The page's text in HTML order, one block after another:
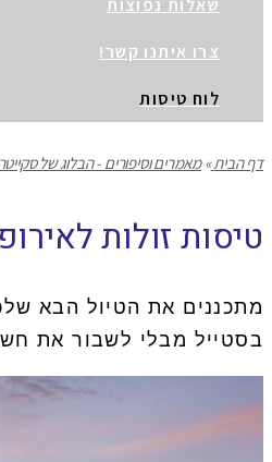
שאלות נפוצות
צרו איתנו קשר!
לוח טיסות
דף הבית» מאמרים וסיפורים - הבלוג של
טיסות זולות
מתכננים את הטיול הבא
בסטייל מבלי לשבור את